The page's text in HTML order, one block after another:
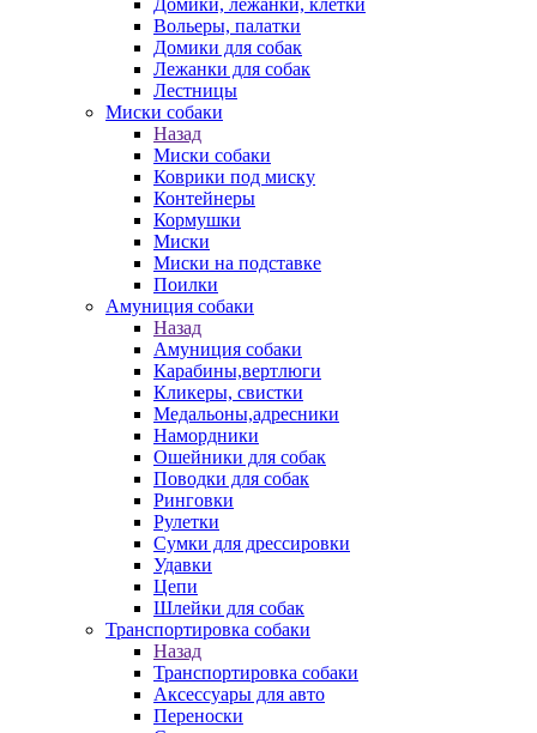
Домики, лежанки, клетки
Вольеры, палатки
Домики для собак
Лежанки для собак
Лестницы
Миски собаки
Назад
Миски собаки
Коврики под миску
Контейнеры
Кормушки
Миски
Миски на подставке
Поилки
Амуниция собаки
Назад
Амуниция собаки
Карабины,вертлюги
Кликеры, свистки
Медальоны,адресники
Намордники
Ошейники для собак
Поводки для собак
Ринговки
Рулетки
Сумки для дрессировки
Удавки
Цепи
Шлейки для собак
Транспортировка собаки
Назад
Транспортировка собаки
Аксессуары для авто
Переноски